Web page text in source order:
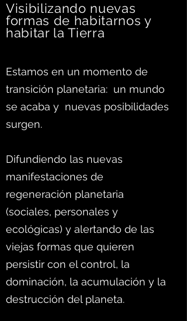
Visibilizando nuevas
formas de habitarnos y
habitar la Tierra
Estamos en un momento de
transición planetaria: un mundo
se acaba y nuevas posibilidades
surgen.
Difundiendo las nuevas
manifestaciones de
regeneración planetaria
(sociales, personales y
ecológicas) y alertando de las
viejas formas que quieren
persistir con el control, la
dominación, la acumulación y la
destrucción del planeta.